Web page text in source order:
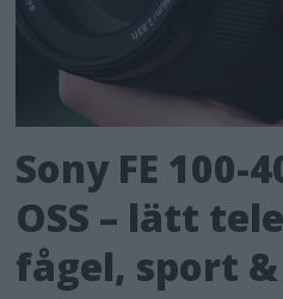
Sony FE 100-
OSS – lätt
fågel, sport